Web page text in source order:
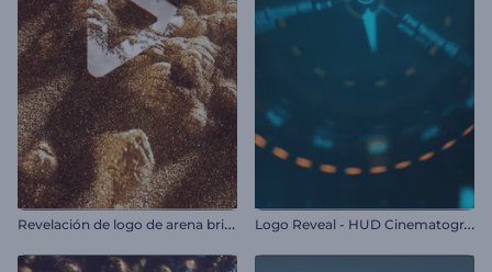
R
evelación de logo de arena brillante L
ogo Reveal - HUD Cinematográfico